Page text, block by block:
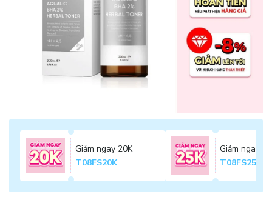
Giảm ngay 20K
T08FS20K
Giảm ngay
T08FS25K